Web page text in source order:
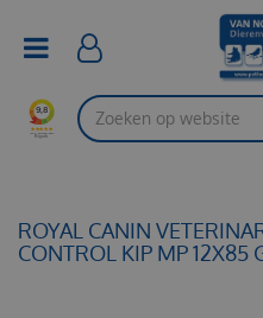
ROYAL CANIN
CONTROL KIP MP 12X85